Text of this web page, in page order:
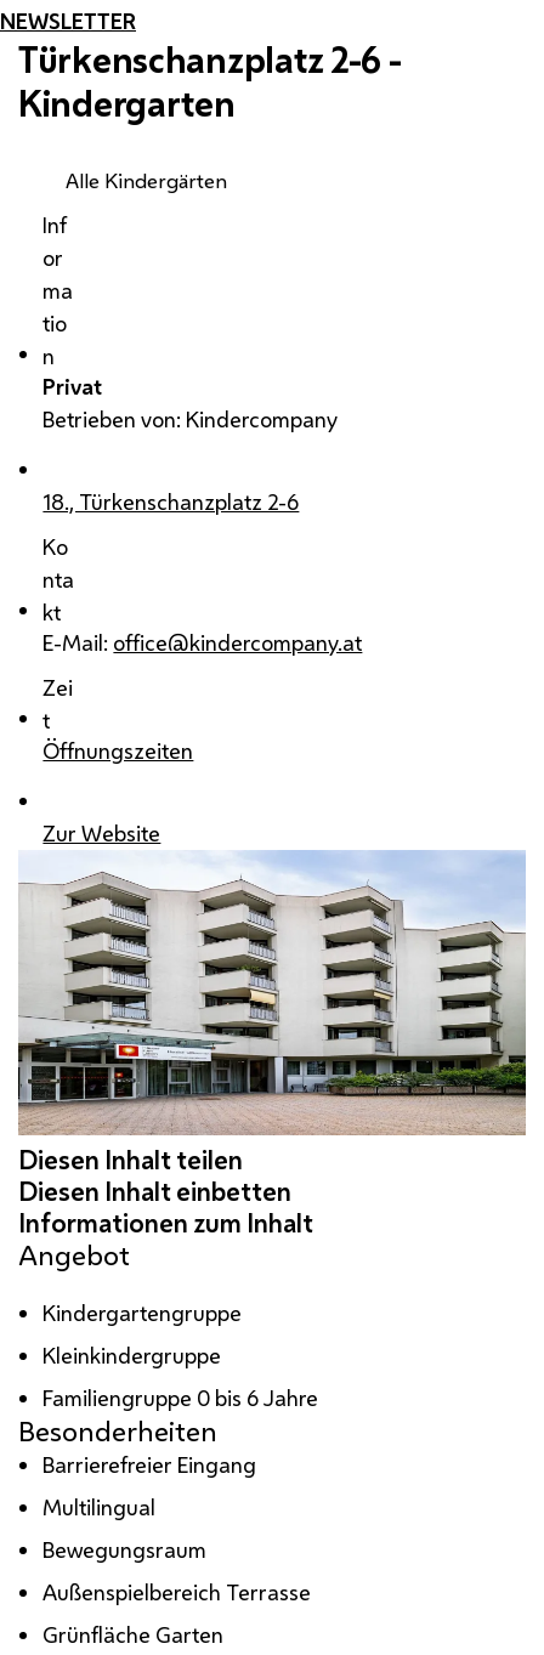
NEWSLETTER
Türkenschanzplatz 2-6 -
Kindergarten
Alle Kindergärten
Inf
or
ma
tio
n
Privat
Betrieben von: Kindercompany
18., Türkenschanzplatz 2-6
Ko
nta
kt
E-Mail: office@kindercompany.at
Zei
t
Öffnungszeiten
Zur Website
Angebot
Kindergartengruppe
Kleinkindergruppe
Familiengruppe 0 bis 6 Jahre
Besonderheiten
Barrierefreier Eingang
Multilingual
Bewegungsraum
Außenspielbereich Terrasse
Grünfläche Garten